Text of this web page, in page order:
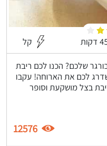
דקות קל
שלכם? הכנו לכם ריבת
לכם את הארוחה! עקבו
בצל מושקעת וסופר
12576